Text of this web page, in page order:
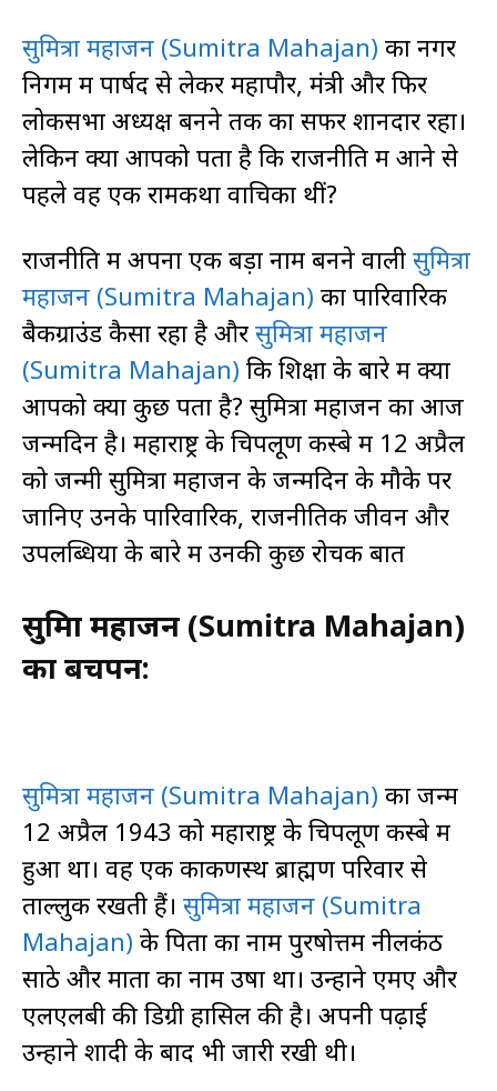
सुमित्रा महाजन (Sumitra Mahajan) का नगर
निगम में पार्षद से लेकर महापौर, मंत्री और फिर
लोकसभा अध्यक्ष बनने तक का सफर शानदार रहा।
लेकिन क्या आपको पता है कि राजनीति में आने से
पहले वह एक रामकथा वाचिका थीं?
राजनीति में अपना एक बड़ा नाम बनने वाली सुमित्रा
महाजन (Sumitra Mahajan) का पारिवारिक
बैकग्राउंड कैसा रहा है और सुमित्रा महाजन
(Sumitra Mahajan) कि शिक्षा के बारे में क्या
आपको क्या कुछ पता है? सुमित्रा महाजन का आज
जन्मदिन है। महाराष्ट्र के चिपलूण कस्बे में 12 अप्रैल
को जन्मी सुमित्रा महाजन के जन्मदिन के मौके पर
जानिए उनके पारिवारिक, राजनीतिक जीवन और
उपलब्धियों के बारे में उनकी कुछ रोचक बातें
सुमित्रा महाजन (Sumitra Mahajan)
का बचपन:
सुमित्रा महाजन (Sumitra Mahajan) का जन्म
12 अप्रैल 1943 को महाराष्ट्र के चिपलूण कस्बे में
हुआ था। वह एक कोंकणस्थ ब्राह्मण परिवार से
ताल्लुक रखती हैं। सुमित्रा महाजन (Sumitra
Mahajan) के पिता का नाम पुरषोत्तम नीलकंठ
साठे और माता का नाम उषा था। उन्होंने एमए और
एलएलबी की डिग्री हासिल की है। अपनी पढ़ाई
उन्होंने शादी के बाद भी जारी रखी थी।